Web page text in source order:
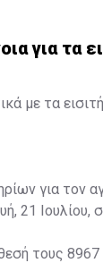
για τα
με τα
για
21 Ιουλίου,
τους 8967